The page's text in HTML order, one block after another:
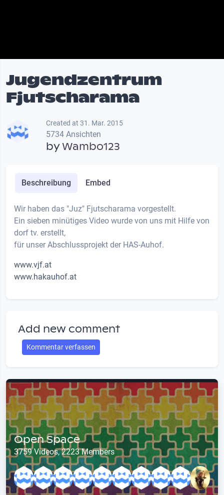
Jugendzentrum
Fjutscharama
Created at 31. Mar. 2015
5734 Ansichten
byWambo123
Beschreibung Embed
Wir haben das "Juz" Fjutscharama vorgestellt.
Ein sieben minütiges Video wurde von uns mit Hilfe von
dorf tv. erstellt,
für unser Abschlussprojekt der HAS-Auhof.
www.vjf.at
www.hakauhof.at
Add new comment
Kommentar verfassen
Open Space
3759 Videos, 2223 Members